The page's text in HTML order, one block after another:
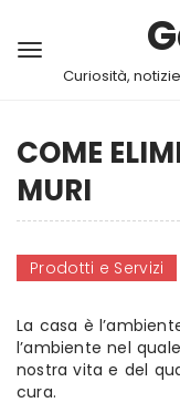
Curiosità,
COME
MURI
Prodotti e Servizi
La casa è
l’ambiente nel
nostra vita e del
cura.